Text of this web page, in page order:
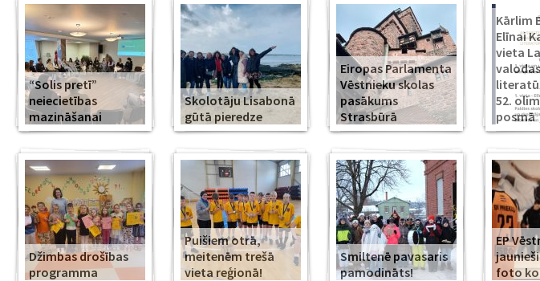
“Solis pretī”
neiecietības
mazināšanai
Skolotāju Lisabonā
gūtā pieredze
Eiropas Parlamenta
Vēstnieku skolas
pasākums
Strasbūrā
Kārlim
Elīnai
vieta
52.
posmā
Džimbas drošības
programma
Puišiem otrā,
meitenēm trešā
vieta reģionā!
Smiltenē pavasaris
pamodināts!
EP
foto